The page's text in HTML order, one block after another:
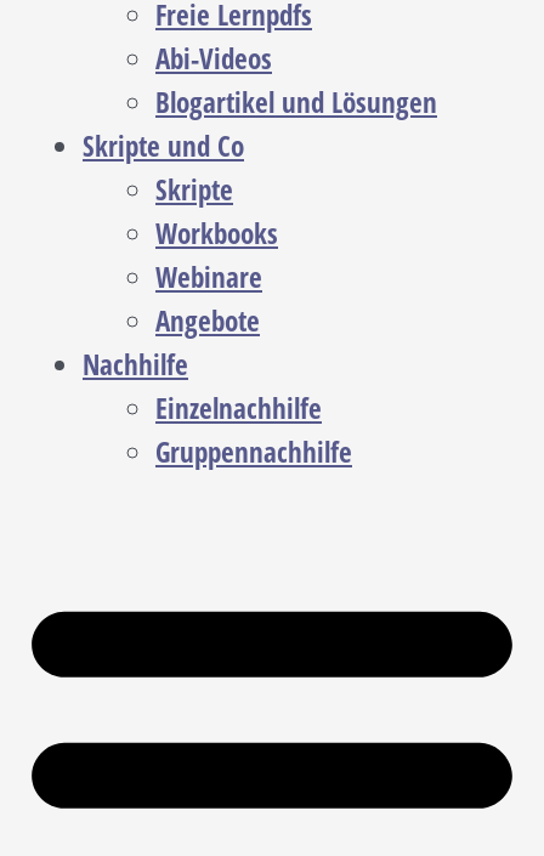
Freie Lernpdfs
Abi-Videos
Blogartikel und Lösungen
Skripte und Co
Skripte
Workbooks
Webinare
Angebote
Nachhilfe
Einzelnachhilfe
Gruppennachhilfe